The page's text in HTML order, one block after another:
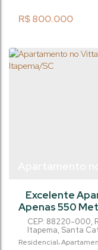
R$800.000
Residencial
CEP: 88220-000,
Itapema, Santa
Excelente
Apenas 550
excelente
investir ou
catarinense